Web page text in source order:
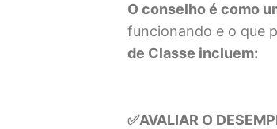
O conselho é como
funcionando e o que
de Classe incluem:
✅AVALIAR O D